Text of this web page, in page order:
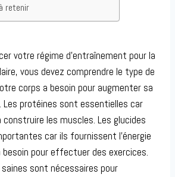
retenir
votre régime d’entraînement pour la
vous devez comprendre le type de
corps a besoin pour augmenter sa
Les protéines sont essentielles car
les muscles. Les glucides
car ils fournissent l’énergie
pour effectuer des exercices.
sont nécessaires pour